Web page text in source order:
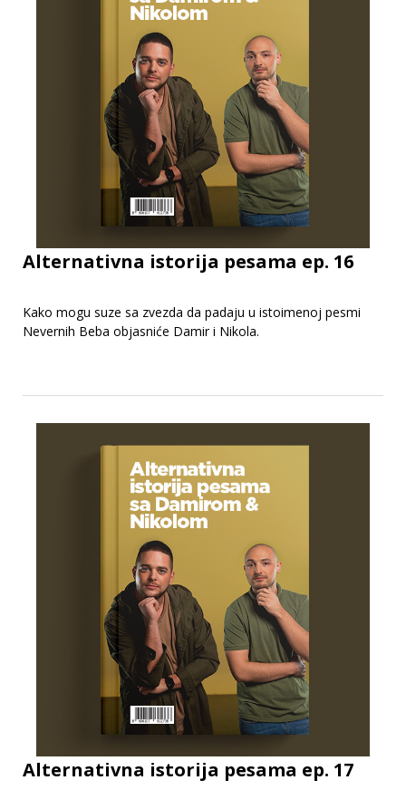
Alternativna istorija pesama ep. 16
Kako mogu suze sa zvezda da padaju u istoimenoj pesmi
Nevernih Beba objasniće Damir i Nikola.
Alternativna istorija pesama ep. 17